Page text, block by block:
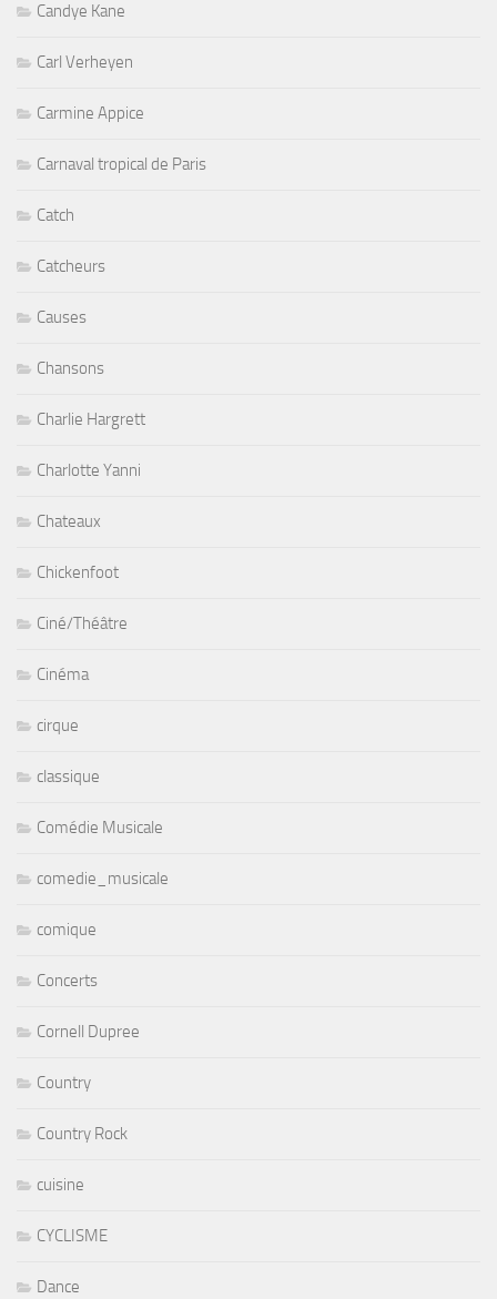
Candye Kane
Carl Verheyen
Carmine Appice
Carnaval tropical de Paris
Catch
Catcheurs
Causes
Chansons
Charlie Hargrett
Charlotte Yanni
Chateaux
Chickenfoot
Ciné/Théâtre
Cinéma
cirque
classique
Comédie Musicale
comedie_musicale
comique
Concerts
Cornell Dupree
Country
Country Rock
cuisine
CYCLISME
Dance